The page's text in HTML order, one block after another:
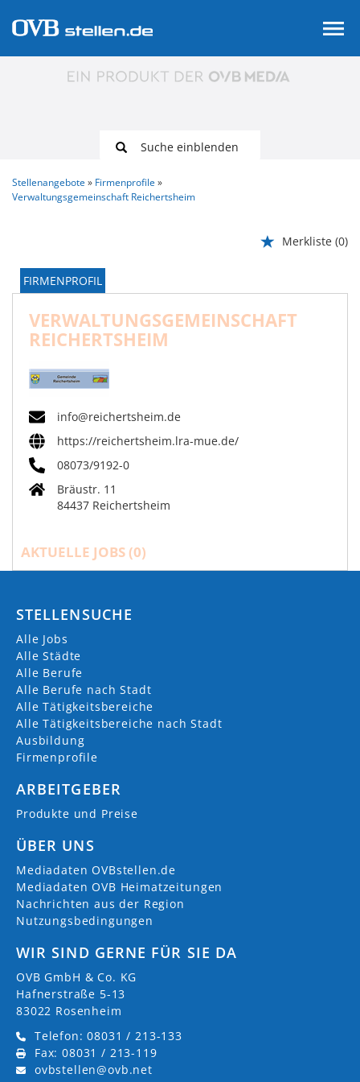
Suche einblenden
Stellenangebote
Firmenprofile
Verwaltungsgemeinschaft Reichertsheim
Merkliste (0)
FIRMENPROFIL
VERWALTUNGSGEMEINSCHAFT
REICHERTSHEIM
info@reichertsheim.de
https://reichertsheim.lra-mue.de/
08073/9192-0
Bräustr. 11
84437 Reichertsheim
AKTUELLE JOBS (0)
STELLENSUCHE
Alle Jobs
Alle Städte
Alle Berufe
Alle Berufe nach Stadt
Alle Tätigkeitsbereiche
Alle Tätigkeitsbereiche nach Stadt
Ausbildung
Firmenprofile
ARBEITGEBER
Produkte und Preise
ÜBER UNS
Mediadaten OVBstellen.de
Mediadaten OVB Heimatzeitungen
Nachrichten aus der Region
Nutzungsbedingungen
WIR SIND GERNE FÜR SIE DA
OVB GmbH & Co. KG
Hafnerstraße 5-13
83022 Rosenheim
Telefon: 08031 / 213-133
Fax: 08031 / 213-119
ovbstellen@ovb.net